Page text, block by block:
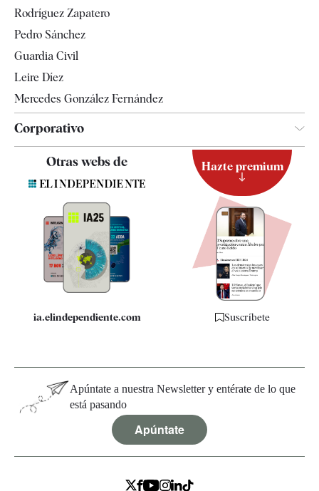
Televisión
Rodríguez Zapatero
Pedro Sánchez
Guardia Civil
Leire Díez
Mercedes González Fernández
Corporativo
Contacto
Quiénes somos
Especificaciones
Otras webs de
ia.elindependiente.com
Hazte premium
Suscríbete
Apúntate a nuestra Newsletter y entérate de lo que
está pasando
Apúntate